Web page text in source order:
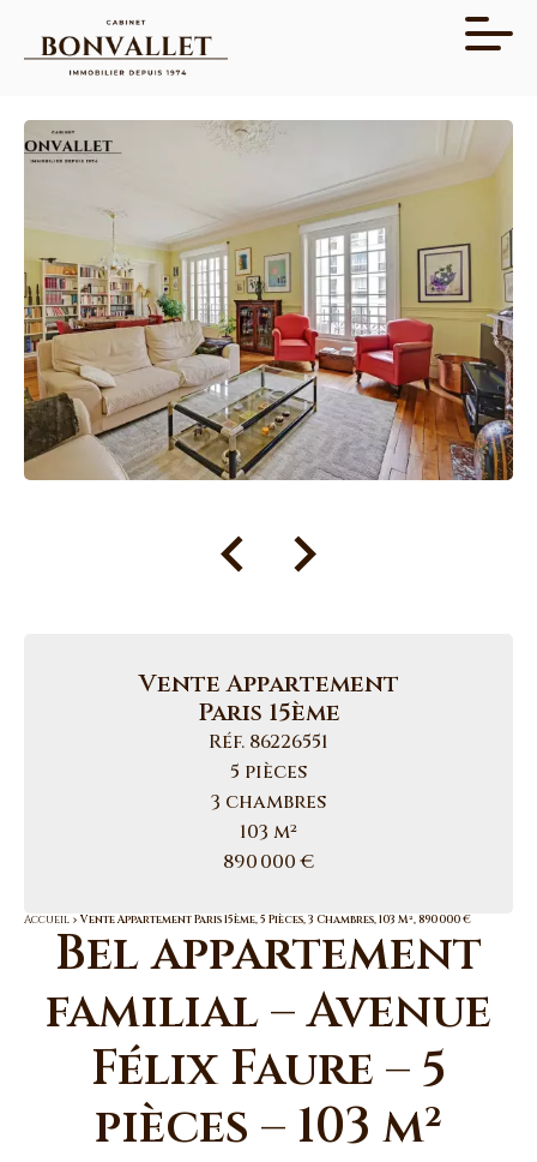
Vente Appartement
Paris 15ème
Réf. 86226551
5 pièces
3 chambres
103 m²
890 000 €
Accueil Vente Appartement Paris 15ème, 5 Pièces, 3 Chambres, 103 M², 890 000 €
Bel appartement
familial – Avenue
Félix Faure – 5
pièces – 103 m²